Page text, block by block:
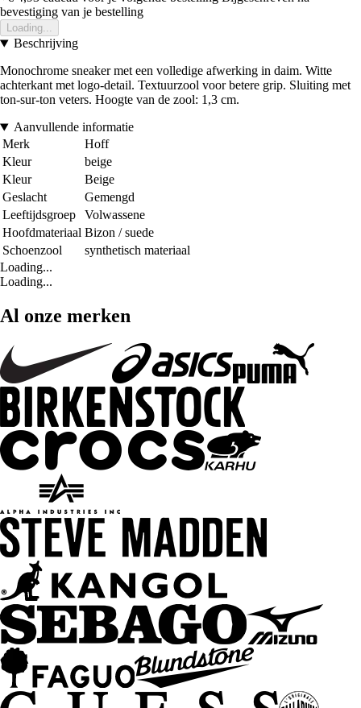
bevestiging van je bestelling
Loading...
Beschrijving
Monochrome sneaker met een volledige afwerking in daim. Witte
achterkant met logo-detail. Textuurzool voor betere grip. Sluiting met
ton-sur-ton veters. Hoogte van de zool: 1,3 cm.
Aanvullende informatie
Merk
Hoff
Kleur
beige
Kleur
Beige
Geslacht
Gemengd
Leeftijdsgroep
Volwassene
Hoofdmateriaal Bizon / suede
Schoenzool
synthetisch materiaal
Loading...
Loading...
Al onze merken